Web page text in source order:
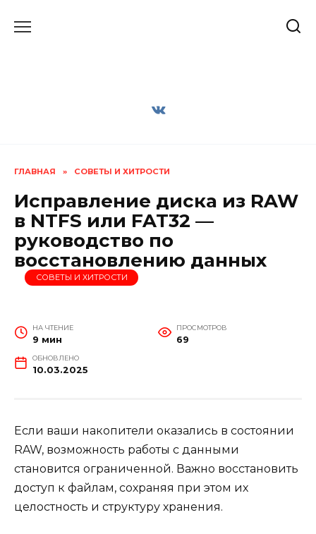
ГЛАВНАЯ » СОВЕТЫ И ХИТРОСТИ
Исправление диска из RAW
в NTFS или FAT32 —
руководство по
восстановлению данных
СОВЕТЫ И ХИТРОСТИ
НА ЧТЕНИЕ
9 мин
ПРОСМОТРОВ
69
ОБНОВЛЕНО
10.03.2025
Если ваши накопители оказались в состоянии
RAW, возможность работы с данными
становится ограниченной. Важно восстановить
доступ к файлам, сохраняя при этом их
целостность и структуру хранения.